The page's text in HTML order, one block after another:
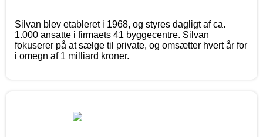
Silvan blev etableret i 1968, og styres dagligt af ca.
1.000 ansatte i firmaets 41 byggecentre. Silvan
fokuserer på at sælge til private, og omsætter hvert år for
i omegn af 1 milliard kroner.